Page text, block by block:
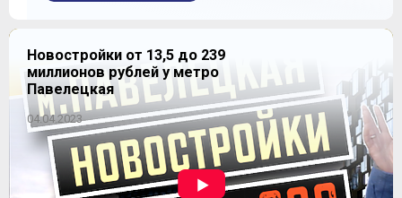
Новостройки от 13,5 до 239
миллионов рублей у метро
Павелецкая
04.04.2023